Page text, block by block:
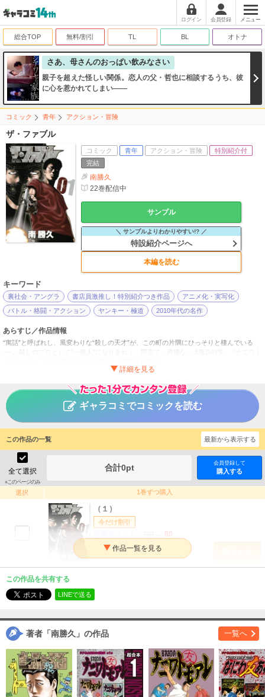
ログイン 会員登録 メニュー
総合TOP 無料/割引 TL BL オトナ
さあ、母さんのおっぱい飲みなさい
親子を超えた怪しい関係。恋人の父・哲也に相談するうち、彼
に心を惹かれてしまい――
コミック 青年 アクション・冒険
ザ・ファブル
コミック 青年 アクション・冒険
特別紹介付
完結
南勝久
22巻配信中
サンプル
＼ サンプルよりわかりやすい!? ／
特設紹介ページへ
本編を読む
キーワード
裏社会・アングラ 書店員激推し！特別紹介つき作品
アニメ化・実写化
バトル・格闘・アクション
ヤンキー・極道 2010年代の名作
あらすじ／作品情報
“寓話”と呼ばれし、風変わりな“殺しの天才”が、この町の片隅にひっそりと棲んでいる
──。殺しのプロとして“一般人”になりきれ！ 野蛮で、滑稽な、大阪DAYS。『ナニワト
南勝久
出版社 講談社
ギャラコミでコミックを読む
この作品の一覧
全て選択
※このページのみ
合計0pt 会員登録して
購入する
選択 1巻ずつ購入
最新から表示する
（１）
今だけ割引
80
必要ポイント：
購入する
今だけ割引
必要ポイント： 790 80
購入する
この作品を共有する
LINEで送る
著者「南勝久」の作品 一覧へ